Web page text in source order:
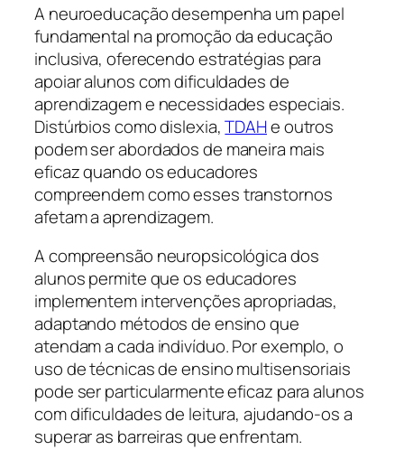
A neuroeducação desempenha um papel
fundamental na promoção da educação
inclusiva, oferecendo estratégias para
apoiar alunos com dificuldades de
aprendizagem e necessidades especiais.
Distúrbios como dislexia,TDAHe outros
podem ser abordados de maneira mais
eficaz quando os educadores
compreendem como esses transtornos
afetam a aprendizagem.
A compreensão neuropsicológica dos
alunos permite que os educadores
implementem intervenções apropriadas,
adaptando métodos de ensino que
atendam a cada indivíduo. Por exemplo, o
uso de técnicas de ensino multisensoriais
pode ser particularmente eficaz para alunos
com dificuldades de leitura, ajudando-os a
superar as barreiras que enfrentam.